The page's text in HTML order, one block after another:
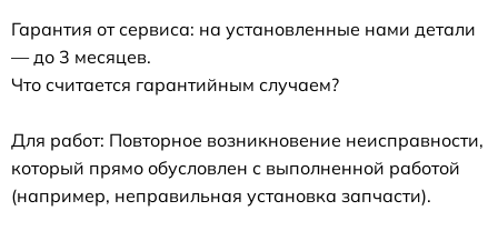
Гарантия от сервиса: на установленные нами детали
— до 3 месяцев.
Что считается гарантийным случаем?
Для работ: Повторное возникновение неисправности,
который прямо обусловлен с выполненной работой
(например, неправильная установка запчасти).